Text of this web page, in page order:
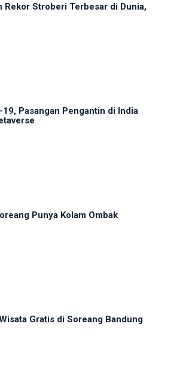
Rekor Stroberi Terbesar di Dunia,
Pasangan Pengantin di India
Punya Kolam Ombak
Gratis di Soreang Bandung